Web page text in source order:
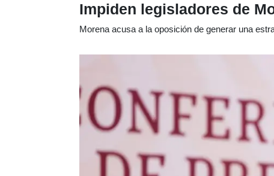
Impiden legisladores de
Morena acusa a la oposición de generar una